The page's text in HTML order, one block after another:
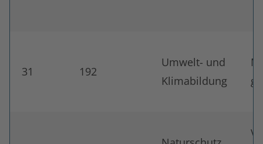
31 192
Umwelt- und
Klimabildung